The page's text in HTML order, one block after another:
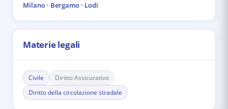
Milano · Bergamo · Lodi
Materie legali
Civile
Diritto Assicurativo
Diritto della circolazione stradale